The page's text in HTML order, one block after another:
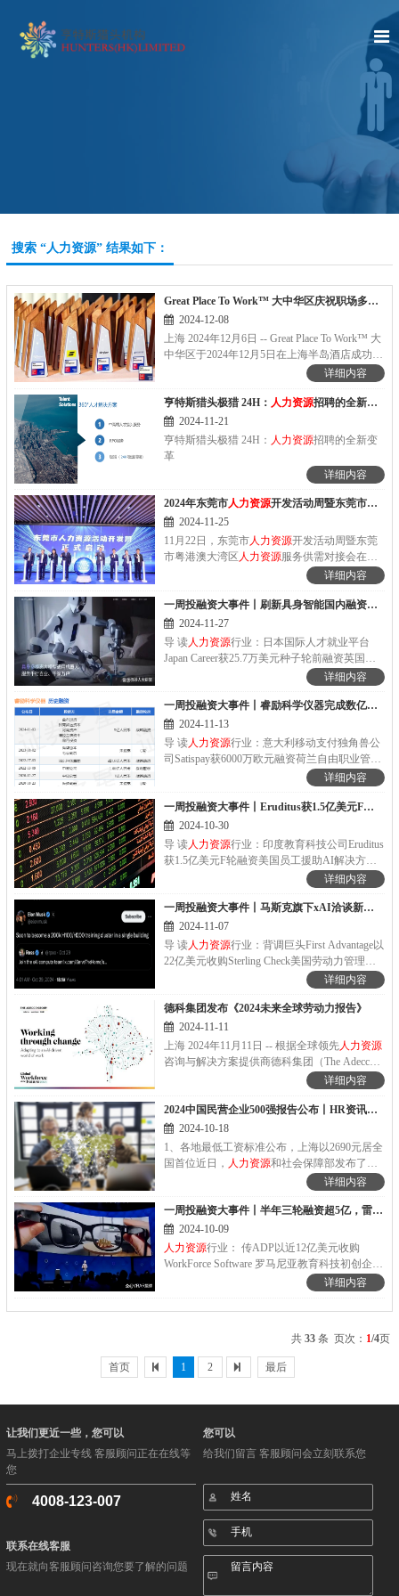
搜索 “人力资源” 结果如下：
Great Place To Work™ 大中华区庆祝职场多元、公平与包容
2024-12-08
上海 2024年12月6日 -- Great Place To Work™ 大
中华区于2024年12月5日在上海半岛酒店成功举
办了2024年研讨会暨Best Workplaces™颁奖典
资源专业人士及职场变革倡导者，共同见证62
家企业在为全体员工打造卓越职场文化方面的
伟大承诺。这些上榜"2024大中华Best
Workplaces™"的企业从72,342份有效问卷中获
得了平均高达93%的员工满意度评价。
详细内容
亨特斯猎头极猎 24H： 人力资源招聘的全新变革
2024-11-21
亨特斯猎头极猎 24H： 人力资源招聘的全新变
革
详细内容
2024年东莞市人力资源开发活动周暨东莞市粤港澳大湾区
2024-11-25
11月22日，东莞市人力资源开发活动周暨东莞
市粤港澳大湾区 人力资源服务供需对接会在广
服务产业园正式开幕。详细内容
一周投融资大事件丨刷新具身智能国内融资记录！人形机器人“准独角兽”银河通用再融5亿元
2024-11-27
导 读 人力资源行业：日本国际人才就业平台
Japan Career获25.7万美元种子轮前融资英国招
聘管理平台Popp AI获430万欧元种子轮融资芬
兰人工智能绩效管理平台提供商Taito.ai获270万
美元种子轮融资德国招聘自动化公司Mona...
详细内容
一周投融资大事件丨睿励科学仪器完成数亿元B轮融资，专注国产半导体量检测设备
2024-11-13
导 读人力资源行业：意大利移动支付独角兽公
司Satispay获6000万欧元融资荷兰自由职业管理
公司Bubty获300万欧元种子轮融资美国劳动力
业：睿励科学仪器完成数亿元B轮融资中盛...
详细内容
一周投融资大事件丨Eruditus获1.5亿美元F轮融资，印度教育科技行业飞速增长
2024-10-30
导 读 人力资源行业：印度教育科技公司Eruditus
获1.5亿美元F轮融资美国员工援助AI解决方案
提供商Cascade AI获375万美元种子轮融资意大
利网络安全意识培训平台Cyber Guru获2300万
欧元B轮融资帮助农民降低人工成本的丹...
详细内容
一周投融资大事件丨马斯克旗下xAI洽谈新一轮融资 硅谷众AI企业狂揽资本
2024-11-07
导 读人力资源行业：背调巨头First Advantage以
22亿美元收购Sterling Check美国劳动力管理平
台供应商Fingercheck获1.15亿美元融资美国牙科
识别对工人和设施威胁的AI平台...
详细内容
德科集团发布《2024未来全球劳动力报告》
2024-11-11
上海 2024年11月11日 -- 根据全球领先人力资源
咨询与解决方案提供商德科集团（The Adecco
Group）最新发布的《2024未来全球劳动力报
员工节省一小时的时间，让他们有更多时间投
入到具有创造性的任务中，进行更有战略性的
思考，或帮助实现更好的工作与生活的平衡；
与此同时，具备驾驭不确定工作环境能力的"未
来就绪型员工"(future-ready workers) 全球仅有
11%，其中中国占比为25%，仅次印度排在第
二位。雇主必须明确所有员工的个人潜力并给
予支持，帮助其适应未来工作。
详细内容
2024中国民营企业500强报告公布丨HR资讯集锦
2024-10-18
1、各地最低工资标准公布，上海以2690元居全
国首位近日， 人力资源和社会保障部发布了全
国各省、自治区、直辖市最低工资标准情况。
2690元，居全国首位；江苏省、浙江省第一
档...
详细内容
一周投融资大事件丨半年三轮融资超5亿，雷鸟创新硬刚Meta？
2024-10-09
人力资源行业： 传ADP以近12亿美元收购
WorkForce Software 罗马尼亚教育科技初创企业
服务公司Wrapbook获2000万美元融资 加拿大医
详细内容
共33 条 页次： 1/4页
首页 1 2 最后
让我们更近一些，您可以
马上拨打企业专线 客服顾问正在在线等
您
4008-123-007
联系在线客服
现在就向客服顾问咨询您要了解的问题
您可以
给我们留言 客服顾问会立刻联系您